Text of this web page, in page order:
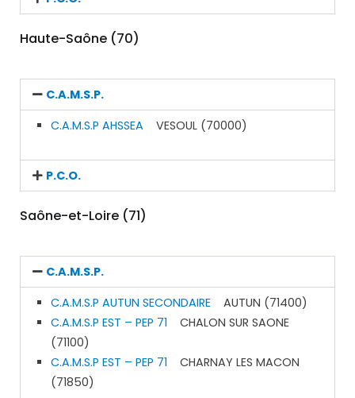
Haute-Saône (70)
C.A.M.S.P.
C.A.M.S.P AHSSEA VESOUL (70000)
P.C.O.
Saône-et-Loire (71)
C.A.M.S.P.
C.A.M.S.P AUTUN SECONDAIRE AUTUN (71400)
C.A.M.S.P EST – PEP 71 CHALON SUR SAONE
(71100)
C.A.M.S.P EST – PEP 71 CHARNAY LES MACON
(71850)